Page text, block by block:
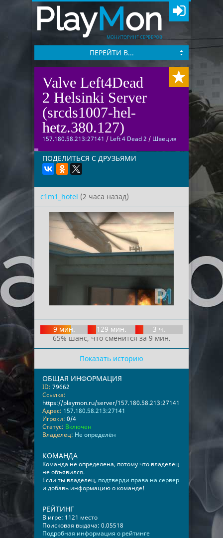
PlayMon
МОНИТОРИНГ СЕРВЕРОВ
ПЕРЕЙТИ В...
Valve Left4Dead
2 Helsinki Server
(srcds1007-hel-
hetz.380.127)
157.180.58.213:27141 / Left 4 Dead 2 / Швеция
ПОДЕЛИТЬСЯ С ДРУЗЬЯМИ
c1m1_hotel (2 часа назад)
9 мин. 129 мин.
3 ч.
65% шанс, что сменится за 9 мин.
Показать историю
ОБЩАЯ ИНФОРМАЦИЯ
ID: 79662
Ссылка:
https://playmon.ru/server/157.180.58.213:27141
Адрес: 157.180.58.213:27141
Игроки: 0/4
Статус: Включен
Владелец: Не определён
КОМАНДА
Команда не определена, потому что владелец
не объявился.
Если ты владелец, подтверди права на сервер
и добавь информацию о команде!
РЕЙТИНГ
В игре: 1121 место
Поисковая выдача: 0.05518
Подробная информация о рейтинге